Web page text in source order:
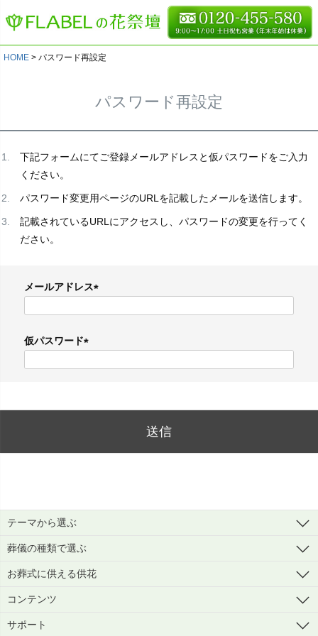
HOME パスワード再設定
パスワード再設定
下記フォームにてご登録メールアドレスと仮パスワードをご入力
ください。
パスワード変更用ページのURLを記載したメールを送信します。
記載されているURLにアクセスし、パスワードの変更を行ってく
ださい。
メールアドレス
仮パスワード
)
送信
テーマから選ぶ
葬儀の種類で選ぶ
お葬式に供える供花
コンテンツ
サポート